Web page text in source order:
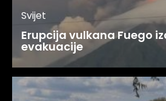
Svijet
Erupcija vulkana Fuego
evakuacije